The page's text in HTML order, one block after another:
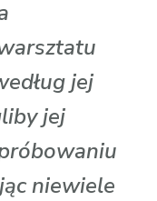
jej
jej
niewiele